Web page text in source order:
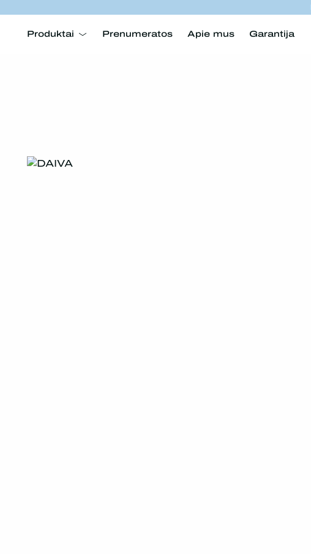
Produktai Prenumeratos Apie mus Garantija